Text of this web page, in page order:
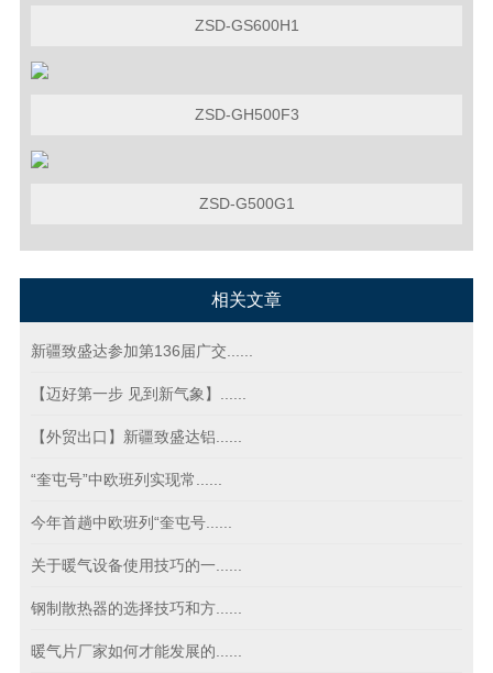
ZSD-GS600H1
ZSD-GH500F3
ZSD-G500G1
相关文章
新疆致盛达参加第136届广交......
【迈好第一步 见到新气象】......
【外贸出口】新疆致盛达铝......
“奎屯号”中欧班列实现常......
今年首趟中欧班列“奎屯号......
关于暖气设备使用技巧的一......
钢制散热器的选择技巧和方......
暖气片厂家如何才能发展的......